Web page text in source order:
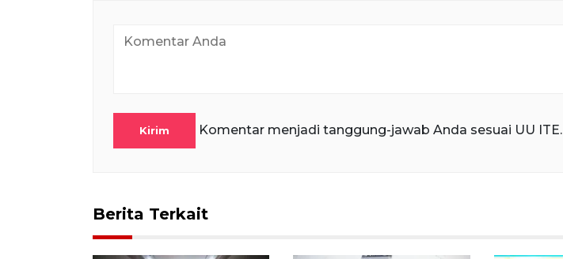
Kirim Komentar menjadi tanggung-jawab Anda sesuai UU ITE.
Berita Terkait